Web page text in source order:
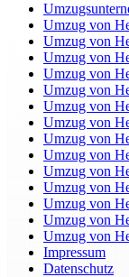
Umzug von
Umzug von
Umzug von
Umzug von
Umzug von
Umzug von
Umzug von
Umzug von
Umzug von
Umzug von
Umzug von
Umzug von
Umzug von
Umzug von
Impressum
Datenschutz